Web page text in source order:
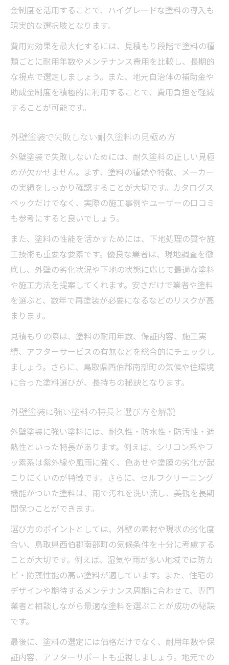
金制度を活用することで、ハイグレードな塗料の導入も
現実的な選択肢となります。
費用対効果を最大化するには、見積もり段階で塗料の種
類ごとに耐用年数やメンテナンス費用を比較し、長期的
な視点で選定しましょう。また、地元自治体の補助金や
助成金制度を積極的に利用することで、費用負担を軽減
することが可能です。
外壁塗装で失敗しない耐久塗料の見極め方
外壁塗装で失敗しないためには、耐久塗料の正しい見極
めが欠かせません。まず、塗料の種類や特徴、メーカー
の実績をしっかり確認することが大切です。カタログス
ペックだけでなく、実際の施工事例やユーザーの口コミ
も参考にすると良いでしょう。
また、塗料の性能を活かすためには、下地処理の質や施
工技術も重要な要素です。優良な業者は、現地調査を徹
底し、外壁の劣化状況や下地の状態に応じて最適な塗料
や施工方法を提案してくれます。安さだけで業者や塗料
を選ぶと、数年で再塗装が必要になるなどのリスクが高
まります。
見積もりの際は、塗料の耐用年数、保証内容、施工実
績、アフターサービスの有無などを総合的にチェックし
ましょう。さらに、鳥取県西伯郡南部町の気候や住環境
に合った塗料選びが、長持ちの秘訣となります。
外壁塗装に強い塗料の特長と選び方を解説
外壁塗装に強い塗料には、耐久性・防水性・防汚性・遮
熱性といった特長があります。例えば、シリコン系やフ
ッ素系は紫外線や風雨に強く、色あせや塗膜の劣化が起
こりにくいのが特徴です。さらに、セルフクリーニング
機能がついた塗料は、雨で汚れを洗い流し、美観を長期
間保つことができます。
選び方のポイントとしては、外壁の素材や現状の劣化度
合い、鳥取県西伯郡南部町の気候条件を十分に考慮する
ことが大切です。例えば、湿気や雨が多い地域では防カ
ビ・防藻性能の高い塗料が適しています。また、住宅の
デザインや期待するメンテナンス周期に合わせて、専門
業者と相談しながら最適な塗料を選ぶことが成功の秘訣
です。
最後に、塗料の選定には価格だけでなく、耐用年数や保
証内容、アフターサポートも重視しましょう。地元での